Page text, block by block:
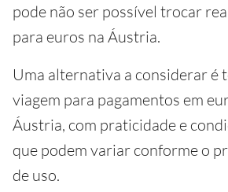
pode não ser possível trocar
para euros na Áustria.
Uma alternativa a considerar é
viagem para pagamentos em
Áustria, com praticidade e
que podem variar conforme o
de uso.